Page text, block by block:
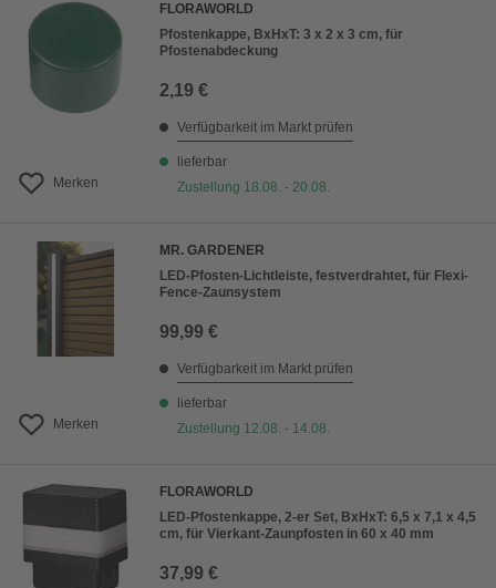
Merken
FLORAWORLD
Pfostenkappe, BxHxT: 3 x 2 x 3 cm, für
Pfostenabdeckung
2,19 €
Verfügbarkeit im Markt prüfen
lieferbar
Zustellung 18.08. - 20.08.
Merken
MR. GARDENER
LED-Pfosten-Lichtleiste, festverdrahtet, für Flexi-
Fence-Zaunsystem
99,99 €
Verfügbarkeit im Markt prüfen
lieferbar
Zustellung 12.08. - 14.08.
FLORAWORLD
LED-Pfostenkappe, 2-er Set, BxHxT: 6,5 x 7,1 x 4,5
cm, für Vierkant-Zaunpfosten in 60 x 40 mm
37,99 €